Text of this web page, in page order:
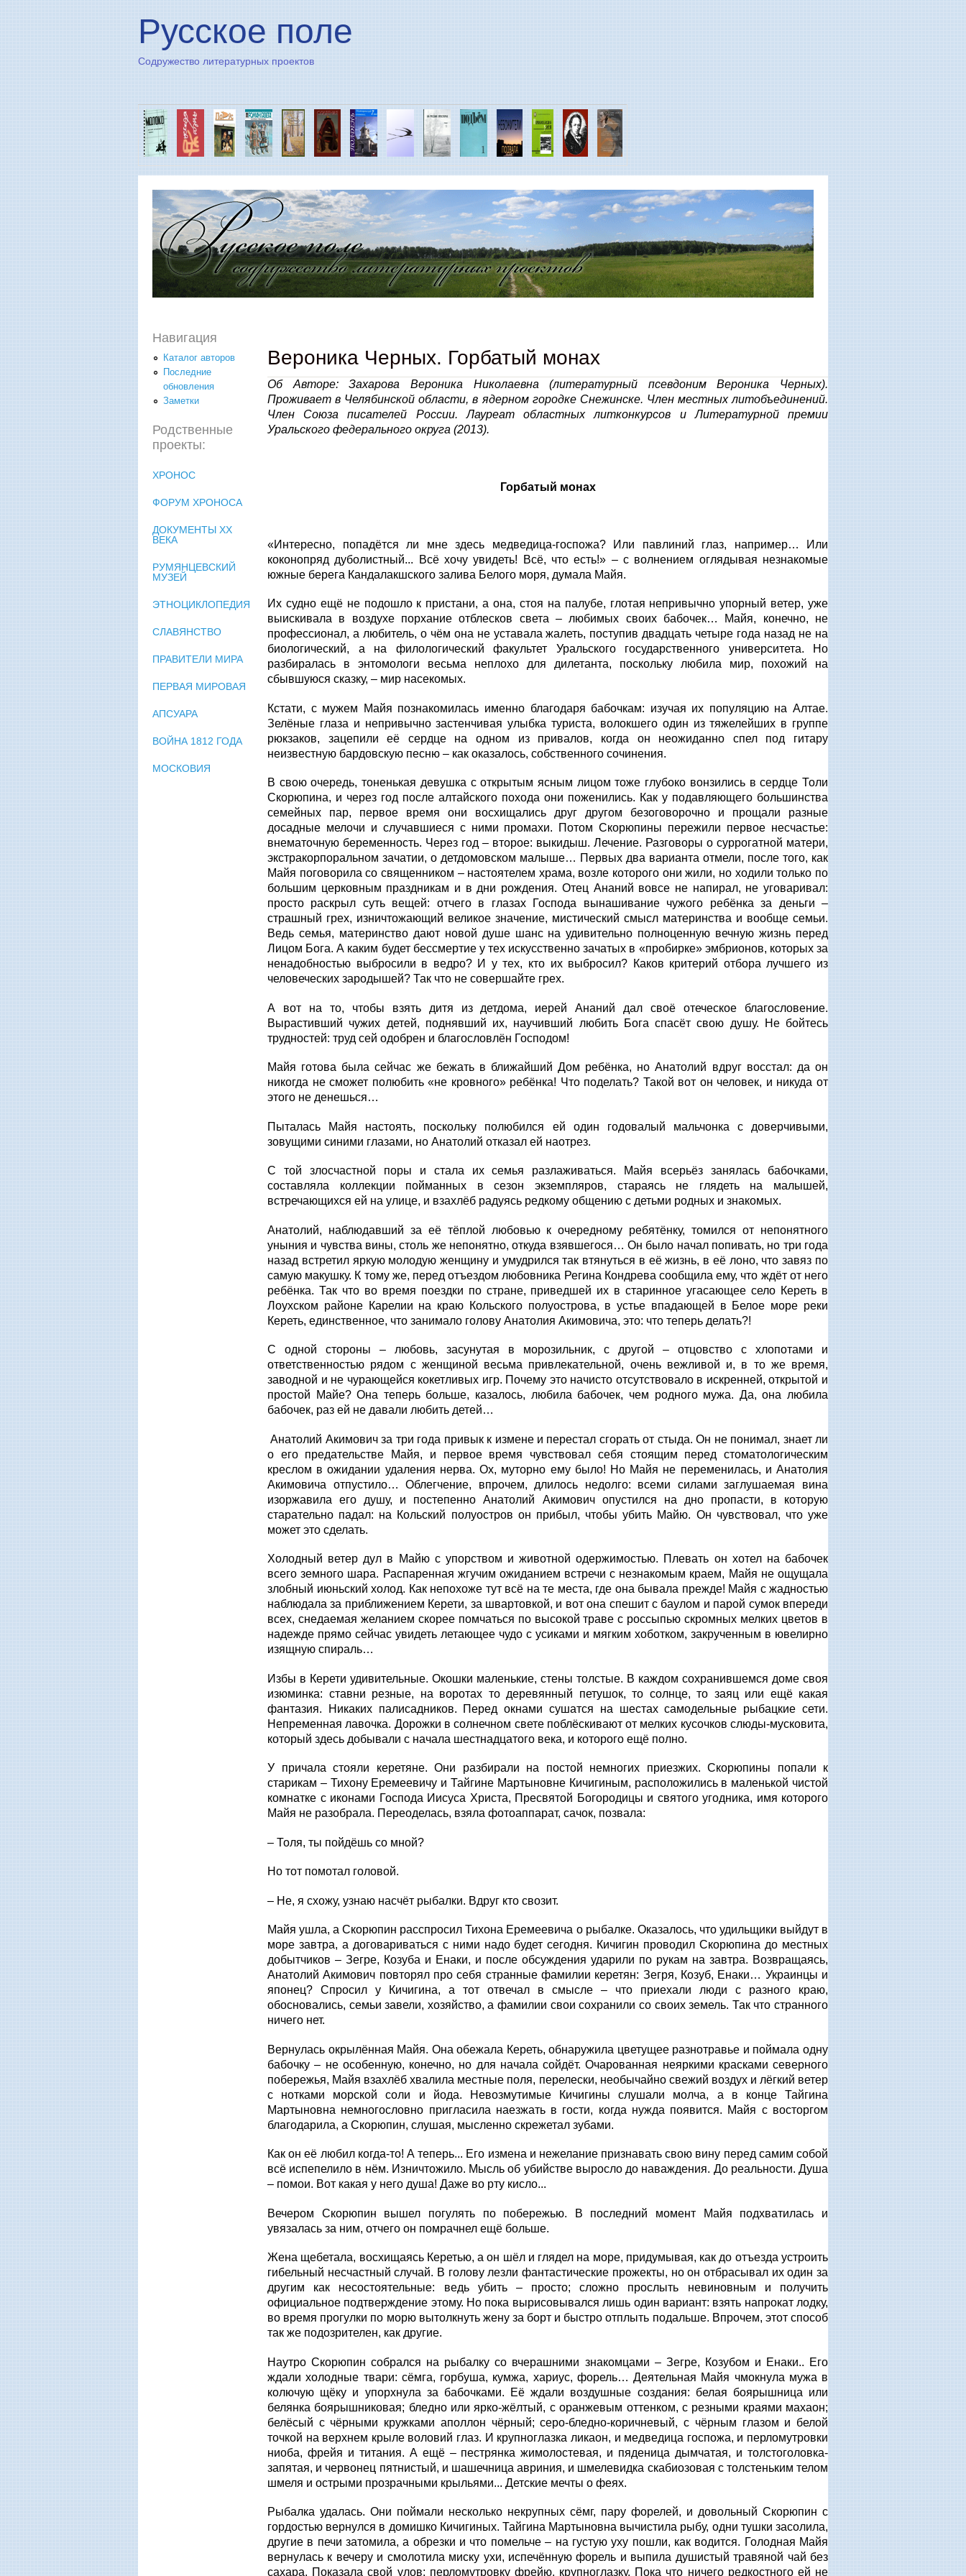
Русское поле
Содружество литературных проектов
Вероника Черных. Горбатый монах
Об Авторе: Захарова Вероника Николаевна (литературный псевдоним Вероника Черных).
Проживает в Челябинской области, в ядерном городке Снежинске. Член местных литобъединений.
Член Союза писателей России. Лауреат областных литконкурсов и Литературной премии
Уральского федерального округа (2013).
Горбатый монах
«Интересно, попадётся ли мне здесь медведица-госпожа? Или павлиний глаз, например… Или
коконопряд дуболистный... Всё хочу увидеть! Всё, что есть!» – с волнением оглядывая незнакомые
южные берега Кандалакшского залива Белого моря, думала Майя.
Их судно ещё не подошло к пристани, а она, стоя на палубе, глотая непривычно упорный ветер, уже
выискивала в воздухе порхание отблесков света – любимых своих бабочек… Майя, конечно, не
профессионал, а любитель, о чём она не уставала жалеть, поступив двадцать четыре года назад не на
биологический, а на филологический факультет Уральского государственного университета. Но
разбиралась в энтомологи весьма неплохо для дилетанта, поскольку любила мир, похожий на
сбывшуюся сказку, – мир насекомых.
Кстати, с мужем Майя познакомилась именно благодаря бабочкам: изучая их популяцию на Алтае.
Зелёные глаза и непривычно застенчивая улыбка туриста, волокшего один из тяжелейших в группе
рюкзаков, зацепили её сердце на одном из привалов, когда он неожиданно спел под гитару
неизвестную бардовскую песню – как оказалось, собственного сочинения.
В свою очередь, тоненькая девушка с открытым ясным лицом тоже глубоко вонзились в сердце Толи
Скорюпина, и через год после алтайского похода они поженились. Как у подавляющего большинства
семейных пар, первое время они восхищались друг другом безоговорочно и прощали разные
досадные мелочи и случавшиеся с ними промахи. Потом Скорюпины пережили первое несчастье:
внематочную беременность. Через год – второе: выкидыш. Лечение. Разговоры о суррогатной матери,
экстракорпоральном зачатии, о детдомовском малыше… Первых два варианта отмели, после того, как
Майя поговорила со священником – настоятелем храма, возле которого они жили, но ходили только по
большим церковным праздникам и в дни рождения. Отец Ананий вовсе не напирал, не уговаривал:
просто раскрыл суть вещей: отчего в глазах Господа вынашивание чужого ребёнка за деньги –
страшный грех, изничтожающий великое значение, мистический смысл материнства и вообще семьи.
Ведь семья, материнство дают новой душе шанс на удивительно полноценную вечную жизнь перед
Лицом Бога. А каким будет бессмертие у тех искусственно зачатых в «пробирке» эмбрионов, которых за
ненадобностью выбросили в ведро? И у тех, кто их выбросил? Каков критерий отбора лучшего из
человеческих зародышей? Так что не совершайте грех.
А вот на то, чтобы взять дитя из детдома, иерей Ананий дал своё отеческое благословение.
Вырастивший чужих детей, поднявший их, научивший любить Бога спасёт свою душу. Не бойтесь
трудностей: труд сей одобрен и благословлён Господом!
Майя готова была сейчас же бежать в ближайший Дом ребёнка, но Анатолий вдруг восстал: да он
никогда не сможет полюбить «не кровного» ребёнка! Что поделать? Такой вот он человек, и никуда от
этого не денешься…
Пыталась Майя настоять, поскольку полюбился ей один годовалый мальчонка с доверчивыми,
зовущими синими глазами, но Анатолий отказал ей наотрез.
С той злосчастной поры и стала их семья разлаживаться. Майя всерьёз занялась бабочками,
составляла коллекции пойманных в сезон экземпляров, стараясь не глядеть на малышей,
встречающихся ей на улице, и взахлёб радуясь редкому общению с детьми родных и знакомых.
Анатолий, наблюдавший за её тёплой любовью к очередному ребятёнку, томился от непонятного
уныния и чувства вины, столь же непонятно, откуда взявшегося… Он было начал попивать, но три года
назад встретил яркую молодую женщину и умудрился так втянуться в её жизнь, в её лоно, что завяз по
самую макушку. К тому же, перед отъездом любовника Регина Кондрева сообщила ему, что ждёт от него
ребёнка. Так что во время поездки по стране, приведшей их в старинное угасающее село Кереть в
Лоухском районе Карелии на краю Кольского полуострова, в устье впадающей в Белое море реки
Кереть, единственное, что занимало голову Анатолия Акимовича, это: что теперь делать?!
С одной стороны – любовь, засунутая в морозильник, с другой – отцовство с хлопотами и
ответственностью рядом с женщиной весьма привлекательной, очень вежливой и, в то же время,
заводной и не чурающейся кокетливых игр. Почему это начисто отсутствовало в искренней, открытой и
простой Майе? Она теперь больше, казалось, любила бабочек, чем родного мужа. Да, она любила
бабочек, раз ей не давали любить детей…
Анатолий Акимович за три года привык к измене и перестал сгорать от стыда. Он не понимал, знает ли
о его предательстве Майя, и первое время чувствовал себя стоящим перед стоматологическим
креслом в ожидании удаления нерва. Ох, муторно ему было! Но Майя не переменилась, и Анатолия
Акимовича отпустило… Облегчение, впрочем, длилось недолго: всеми силами заглушаемая вина
изоржавила его душу, и постепенно Анатолий Акимович опустился на дно пропасти, в которую
старательно падал: на Кольский полуостров он прибыл, чтобы убить Майю. Он чувствовал, что уже
может это сделать.
Холодный ветер дул в Майю с упорством и животной одержимостью. Плевать он хотел на бабочек
всего земного шара. Распаренная жгучим ожиданием встречи с незнакомым краем, Майя не ощущала
злобный июньский холод. Как непохоже тут всё на те места, где она бывала прежде! Майя с жадностью
наблюдала за приближением Керети, за швартовкой, и вот она спешит с баулом и парой сумок впереди
всех, снедаемая желанием скорее помчаться по высокой траве с россыпью скромных мелких цветов в
надежде прямо сейчас увидеть летающее чудо с усиками и мягким хоботком, закрученным в ювелирно
изящную спираль…
Избы в Керети удивительные. Окошки маленькие, стены толстые. В каждом сохранившемся доме своя
изюминка: ставни резные, на воротах то деревянный петушок, то солнце, то заяц или ещё какая
фантазия. Никаких палисадников. Перед окнами сушатся на шестах самодельные рыбацкие сети.
Непременная лавочка. Дорожки в солнечном свете поблёскивают от мелких кусочков слюды-мусковита,
который здесь добывали с начала шестнадцатого века, и которого ещё полно.
У причала стояли керетяне. Они разбирали на постой немногих приезжих. Скорюпины попали к
старикам – Тихону Еремеевичу и Тайгине Мартыновне Кичигиным, расположились в маленькой чистой
комнатке с иконами Господа Иисуса Христа, Пресвятой Богородицы и святого угодника, имя которого
Майя не разобрала. Переоделась, взяла фотоаппарат, сачок, позвала:
– Толя, ты пойдёшь со мной?
Но тот помотал головой.
– Не, я схожу, узнаю насчёт рыбалки. Вдруг кто свозит.
Майя ушла, а Скорюпин расспросил Тихона Еремеевича о рыбалке. Оказалось, что удильщики выйдут в
море завтра, а договариваться с ними надо будет сегодня. Кичигин проводил Скорюпина до местных
добытчиков – Зегре, Козуба и Енаки, и после обсуждения ударили по рукам на завтра. Возвращаясь,
Анатолий Акимович повторял про себя странные фамилии керетян: Зегря, Козуб, Енаки… Украинцы и
японец? Спросил у Кичигина, а тот отвечал в смысле – что приехали люди с разного краю,
обосновались, семьи завели, хозяйство, а фамилии свои сохранили со своих земель. Так что странного
ничего нет.
Вернулась окрылённая Майя. Она обежала Кереть, обнаружила цветущее разнотравье и поймала одну
бабочку – не особенную, конечно, но для начала сойдёт. Очарованная неяркими красками северного
побережья, Майя взахлёб хвалила местные поля, перелески, необычайно свежий воздух и лёгкий ветер
с нотками морской соли и йода. Невозмутимые Кичигины слушали молча, а в конце Тайгина
Мартыновна немногословно пригласила наезжать в гости, когда нужда появится. Майя с восторгом
благодарила, а Скорюпин, слушая, мысленно скрежетал зубами.
Как он её любил когда-то! А теперь... Его измена и нежелание признавать свою вину перед самим собой
всё испепелило в нём. Изничтожило. Мысль об убийстве выросло до наваждения. До реальности. Душа
– помои. Вот какая у него душа! Даже во рту кисло...
Вечером Скорюпин вышел погулять по побережью. В последний момент Майя подхватилась и
увязалась за ним, отчего он помрачнел ещё больше.
Жена щебетала, восхищаясь Керетью, а он шёл и глядел на море, придумывая, как до отъезда устроить
гибельный несчастный случай. В голову лезли фантастические прожекты, но он отбрасывал их один за
другим как несостоятельные: ведь убить – просто; сложно прослыть невиновным и получить
официальное подтверждение этому. Но пока вырисовывался лишь один вариант: взять напрокат лодку,
во время прогулки по морю вытолкнуть жену за борт и быстро отплыть подальше. Впрочем, этот способ
так же подозрителен, как другие.
Наутро Скорюпин собрался на рыбалку со вчерашними знакомцами – Зегре, Козубом и Енаки.. Его
ждали холодные твари: сёмга, горбуша, кумжа, хариус, форель… Деятельная Майя чмокнула мужа в
колючую щёку и упорхнула за бабочками. Её ждали воздушные создания: белая боярышница или
белянка боярышниковая; бледно или ярко-жёлтый, с оранжевым оттенком, с резными краями махаон;
белёсый с чёрными кружками аполлон чёрный; серо-бледно-коричневый, с чёрным глазом и белой
точкой на верхнем крыле воловий глаз. И крупноглазка ликаон, и медведица госпожа, и перломутровки
ниоба, фрейя и титания. А ещё – пестрянка жимолостевая, и пяденица дымчатая, и толстоголовка-
запятая, и червонец пятнистый, и шашечница авриния, и шмелевидка скабиозовая с толстеньким телом
шмеля и острыми прозрачными крыльями... Детские мечты о феях.
Рыбалка удалась. Они поймали несколько некрупных сёмг, пару форелей, и довольный Скорюпин с
гордостью вернулся в домишко Кичигиных. Тайгина Мартыновна вычистила рыбу, одни тушки засолила,
другие в печи затомила, а обрезки и что помельче – на густую уху пошли, как водится. Голодная Майя
вернулась к вечеру и смолотила миску ухи, испечённую форель и выпила душистый травяной чай без
сахара. Показала свой улов: перломутровку фрейю, крупноглазку. Пока что ничего редкостного ей не
Навигация
Каталог авторов
Последние
обновления
Заметки
Родственные
проекты:
ХРОНОС
ФОРУМ ХРОНОСА
ДОКУМЕНТЫ XX
ВЕКА
РУМЯНЦЕВСКИЙ
МУЗЕЙ
ЭТНОЦИКЛОПЕДИЯ
СЛАВЯНСТВО
ПРАВИТЕЛИ МИРА
ПЕРВАЯ МИРОВАЯ
АПСУАРА
ВОЙНА 1812 ГОДА
МОСКОВИЯ